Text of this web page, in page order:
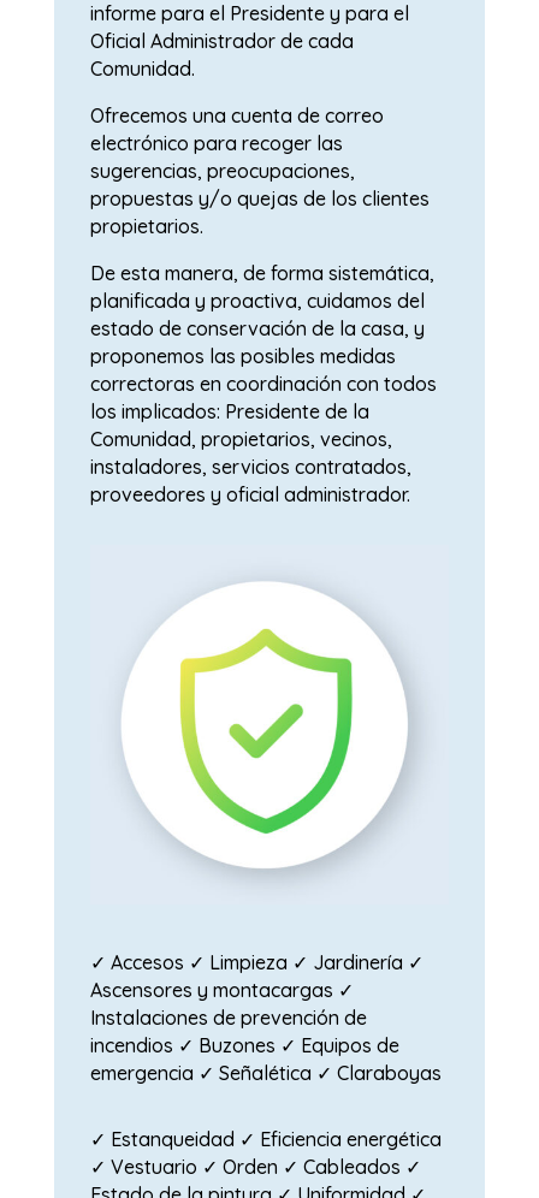
informe para el Presidente y para el
Oficial Administrador de cada
Comunidad.
Ofrecemos una cuenta de correo
electrónico para recoger las
sugerencias, preocupaciones,
propuestas y/o quejas de los clientes
propietarios.
De esta manera, de forma sistemática,
planificada y proactiva, cuidamos del
estado de conservación de la casa, y
proponemos las posibles medidas
correctoras en coordinación con todos
los implicados: Presidente de la
Comunidad, propietarios, vecinos,
instaladores, servicios contratados,
proveedores y oficial administrador.
✓ Accesos ✓ Limpieza ✓ Jardinería ✓
Ascensores y montacargas ✓
Instalaciones de prevención de
incendios ✓ Buzones ✓ Equipos de
emergencia ✓ Señalética ✓ Claraboyas
✓ Estanqueidad ✓ Eficiencia energética
✓ Vestuario ✓ Orden ✓ Cableados ✓